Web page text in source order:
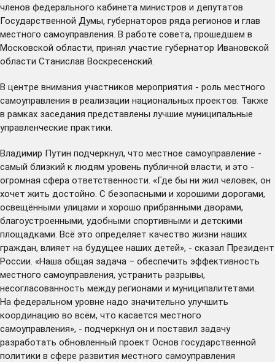
членов федерального кабинета министров и депутатов
Государственной Думы, губернаторов ряда регионов и глав
местного самоуправления. В работе совета, прошедшем в
Московской области, принял участие губернатор Ивановской
области Станислав Воскресенский.
В центре внимания участников мероприятия - роль местного
самоуправления в реализации национальных проектов. Также
в рамках заседания представлены лучшие муниципальные
управленческие практики.
Владимир Путин подчеркнул, что местное самоуправление -
самый близкий к людям уровень публичной власти, и это -
огромная сфера ответственности. «Где бы ни жил человек, он
хочет жить достойно. С безопасными и хорошими дорогами,
освещёнными улицами и хорошо прибранными дворами,
благоустроенными, удобными спортивными и детскими
площадками. Всё это определяет качество жизни наших
граждан, влияет на будущее наших детей», - сказал Президент
России. «Наша общая задача – обеспечить эффективность
местного самоуправления, устранить разрывы,
несогласованность между регионами и муниципалитетами.
На федеральном уровне надо значительно улучшить
координацию во всём, что касается местного
самоуправления», - подчеркнул он и поставил задачу
разработать обновленный проект Основ государственной
политики в сфере развития местного самоуправления